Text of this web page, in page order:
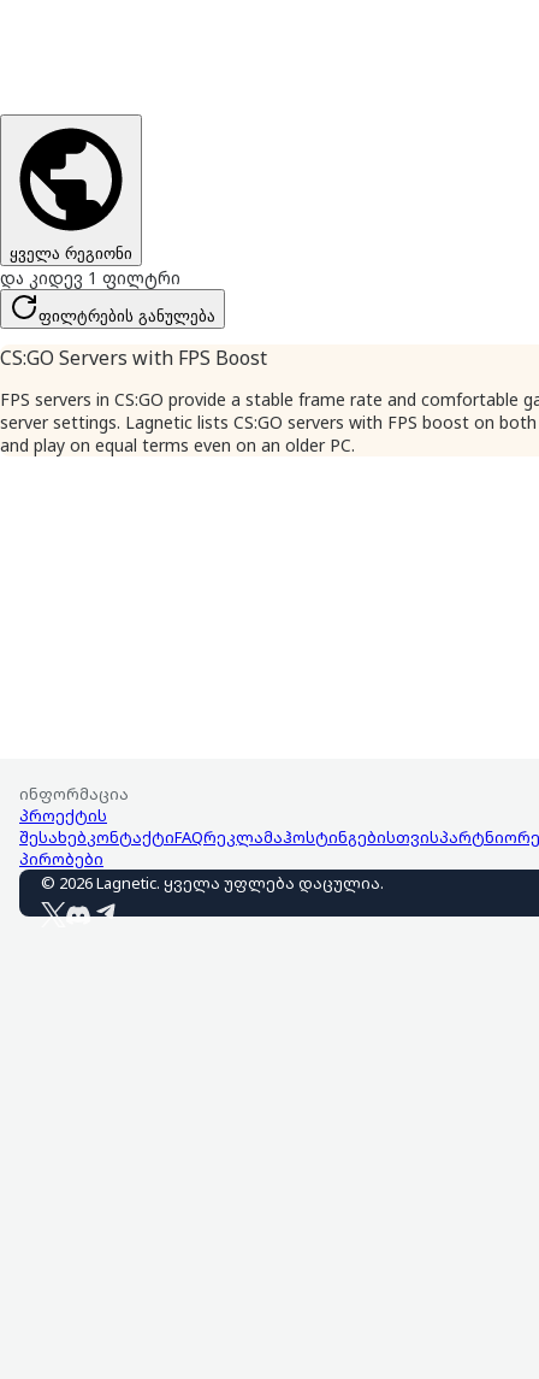
ყველა რეგიონი
და კიდევ 1 ფილტრი
ფილტრების განულება
CS:GO Servers with FPS Boost
FPS servers in CS:GO provide a stable frame rate and comfortable
server settings. Lagnetic lists CS:GO servers with FPS boost on
and play on equal terms even on an older PC.
ინფორმაცია
პროექტის
შესახებკონტაქტიFAQრეკლამაჰოსტინგებისთვის
პირობები
© 2026Lagnetic. ყველა უფლება დაცულია.